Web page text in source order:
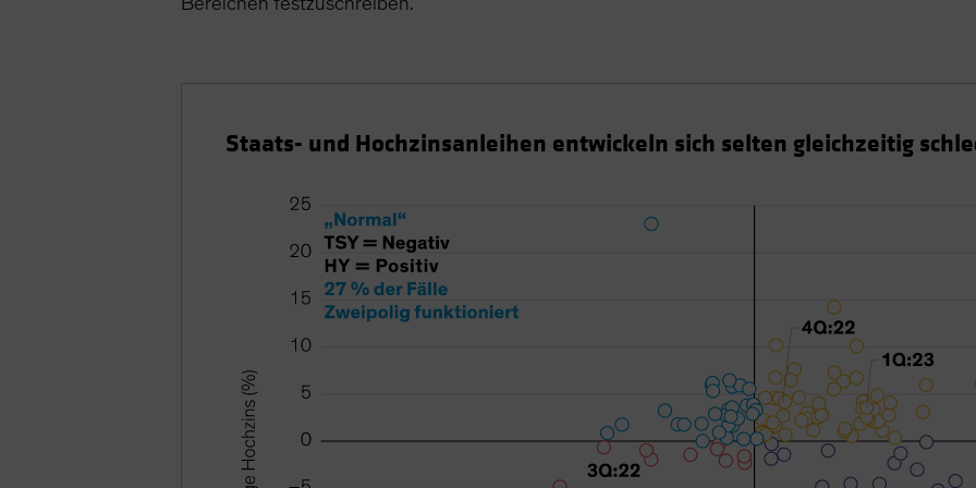
Staats- und Hochzinsanleihen entwickeln sich selten gleichzeitig